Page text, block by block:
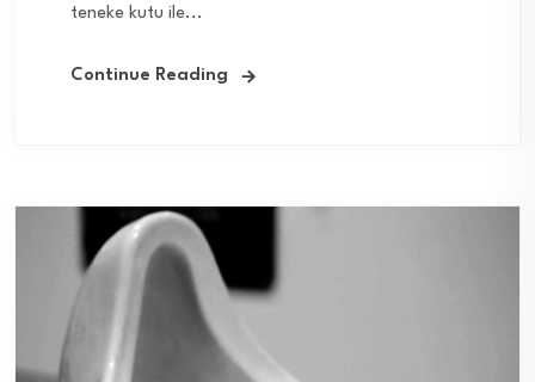
teneke kutu ile...
Continue Reading